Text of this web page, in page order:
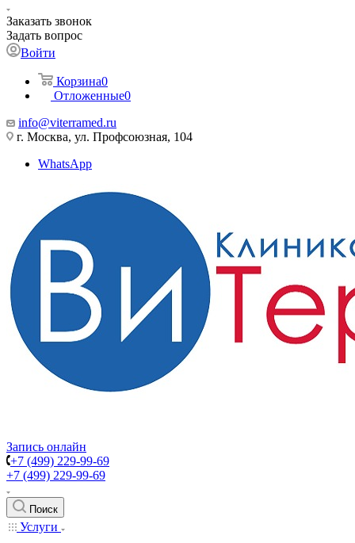
Заказать звонок
Задать вопрос
Войти
Корзина0
Отложенные0
info@viterramed.ru
г. Москва, ул. Профсоюзная, 104
WhatsApp
Запись онлайн
+7 (499) 229-99-69
+7 (499) 229-99-69
Поиск
Услуги